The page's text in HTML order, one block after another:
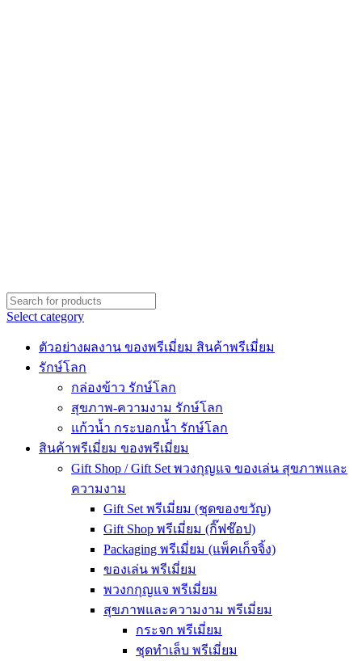
Select category
ตัวอย่างผลงาน ของพรีเมี่ยม สินค้าพรีเมี่ยม
รักษ์โลก
กล่องข้าว รักษ์โลก
สุขภาพ-ความงาม รักษ์โลก
แก้วน้ำ กระบอกน้ำ รักษ์โลก
สินค้าพรีเมี่ยม ของพรีเมี่ยม
Gift Shop / Gift Set พวงกุญแจ ของเล่น สุขภาพและ
ความงาม
Gift Set พรีเมี่ยม (ชุดของขวัญ)
Gift Shop พรีเมี่ยม (กิ๊ฟช๊อป)
Packaging พรีเมี่ยม (แพ็คเก็จจิ้ง)
ของเล่น พรีเมี่ยม
พวงกกุญแจ พรีเมี่ยม
สุขภาพและความงาม พรีเมี่ยม
กระจก พรีเมี่ยม
ชุดทำเล็บ พรีเมี่ยม